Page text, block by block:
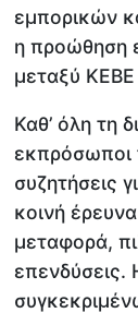
εμπορικών
η προώθηση
μεταξύ ΚΕΒΕ
Καθ’ όλη τη
εκπρόσωποι
συζητήσεις
κοινή
μεταφορά,
επενδύσεις.